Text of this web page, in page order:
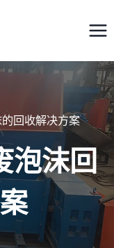
回收解决方案
泡沫回